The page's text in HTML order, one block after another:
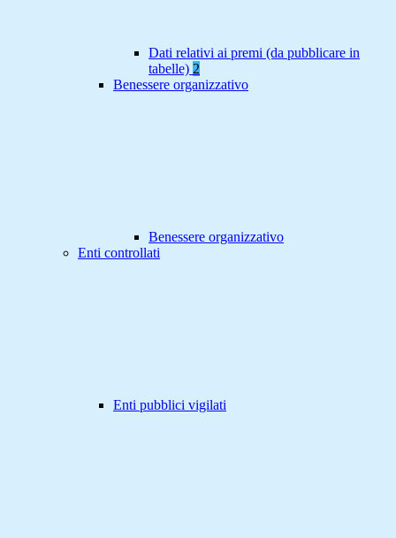
Dati relativi ai premi (da pubblicare in
tabelle) 2
Benessere organizzativo
Benessere organizzativo
Enti controllati
Enti pubblici vigilati